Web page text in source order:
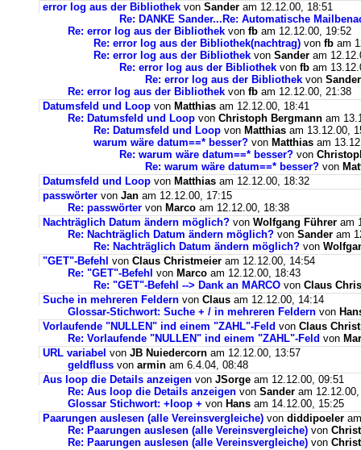
error log aus der Bibliothek von Sander am 12.12.00, 18:51
Re: DANKE Sander...Re: Automatische
Re: error log aus der Bibliothek von fb am 12.12.00, 19:52
Re: error log aus der Bibliothek(nachtrag) von fb am
Re: error log aus der Bibliothek von Sander am
Re: error log aus der Bibliothek von fb am
Re: error log aus der Bibliothek von Sander
Re: error log aus der Bibliothek von fb am 12.12.00, 21:38
Datumsfeld und Loop von Matthias am 12.12.00, 18:41
Re: Datumsfeld und Loop von Christoph Bergmann am
Re: Datumsfeld und Loop von Matthias am 13.12.00,
warum wäre datum==* besser? von Matthias am
Re: warum wäre datum==* besser? von
Re: warum wäre datum==* besser? von
Datumsfeld und Loop von Matthias am 12.12.00, 18:32
passwörter von Jan am 12.12.00, 17:15
Re: passwörter von Marco am 12.12.00, 18:38
Nachträglich Datum ändern möglich? von Wolfgang Führer am
Re: Nachträglich Datum ändern möglich? von Sander am
Re: Nachträglich Datum ändern möglich? von
"GET"-Befehl von Claus Christmeier am 12.12.00, 14:54
Re: "GET"-Befehl von Marco am 12.12.00, 18:43
Re: "GET"-Befehl --> Dank an MARCO von Claus
Suche in mehreren Feldern von Claus am 12.12.00, 14:14
Glossar-Stichwort: Suche + / in mehreren Feldern von
Vorlaufende "NULLEN" ind einem "ZAHL"-Feld von Claus
Re: Vorlaufende "NULLEN" ind einem "ZAHL"-Feld von
URL variabel von JB Nuiedercorn am 12.12.00, 13:57
geldfluss von armin am 6.4.04, 08:48
Aus loop die Details anzeigen von JSorge am 12.12.00, 09:51
Re: Aus loop die Details anzeigen von Sander am
Glossar Stichwort: +loop + von Hans am 14.12.00, 15:25
Paarungen auslesen (alle Vereinsvergleiche) von diddipoeler
Re: Paarungen auslesen (alle Vereinsvergleiche) von
Re: Paarungen auslesen (alle Vereinsvergleiche) von